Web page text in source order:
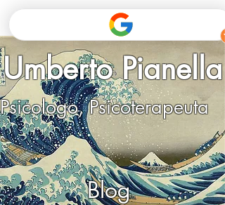
Umberto Pianella
Psicologo, Psicoterapeuta
Blog